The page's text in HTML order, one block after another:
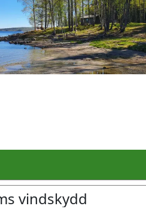
vindskydd